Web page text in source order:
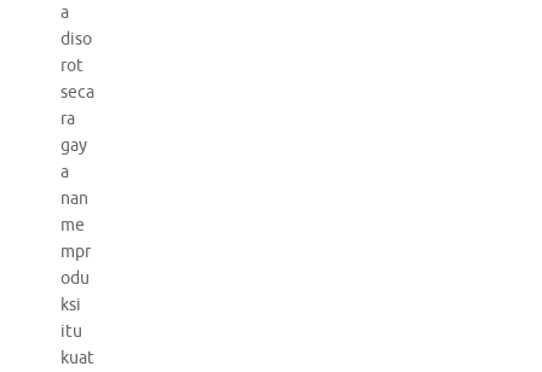
a
diso
rot
seca
ra
gay
a
nan
me
mpr
odu
ksi
itu
kuat